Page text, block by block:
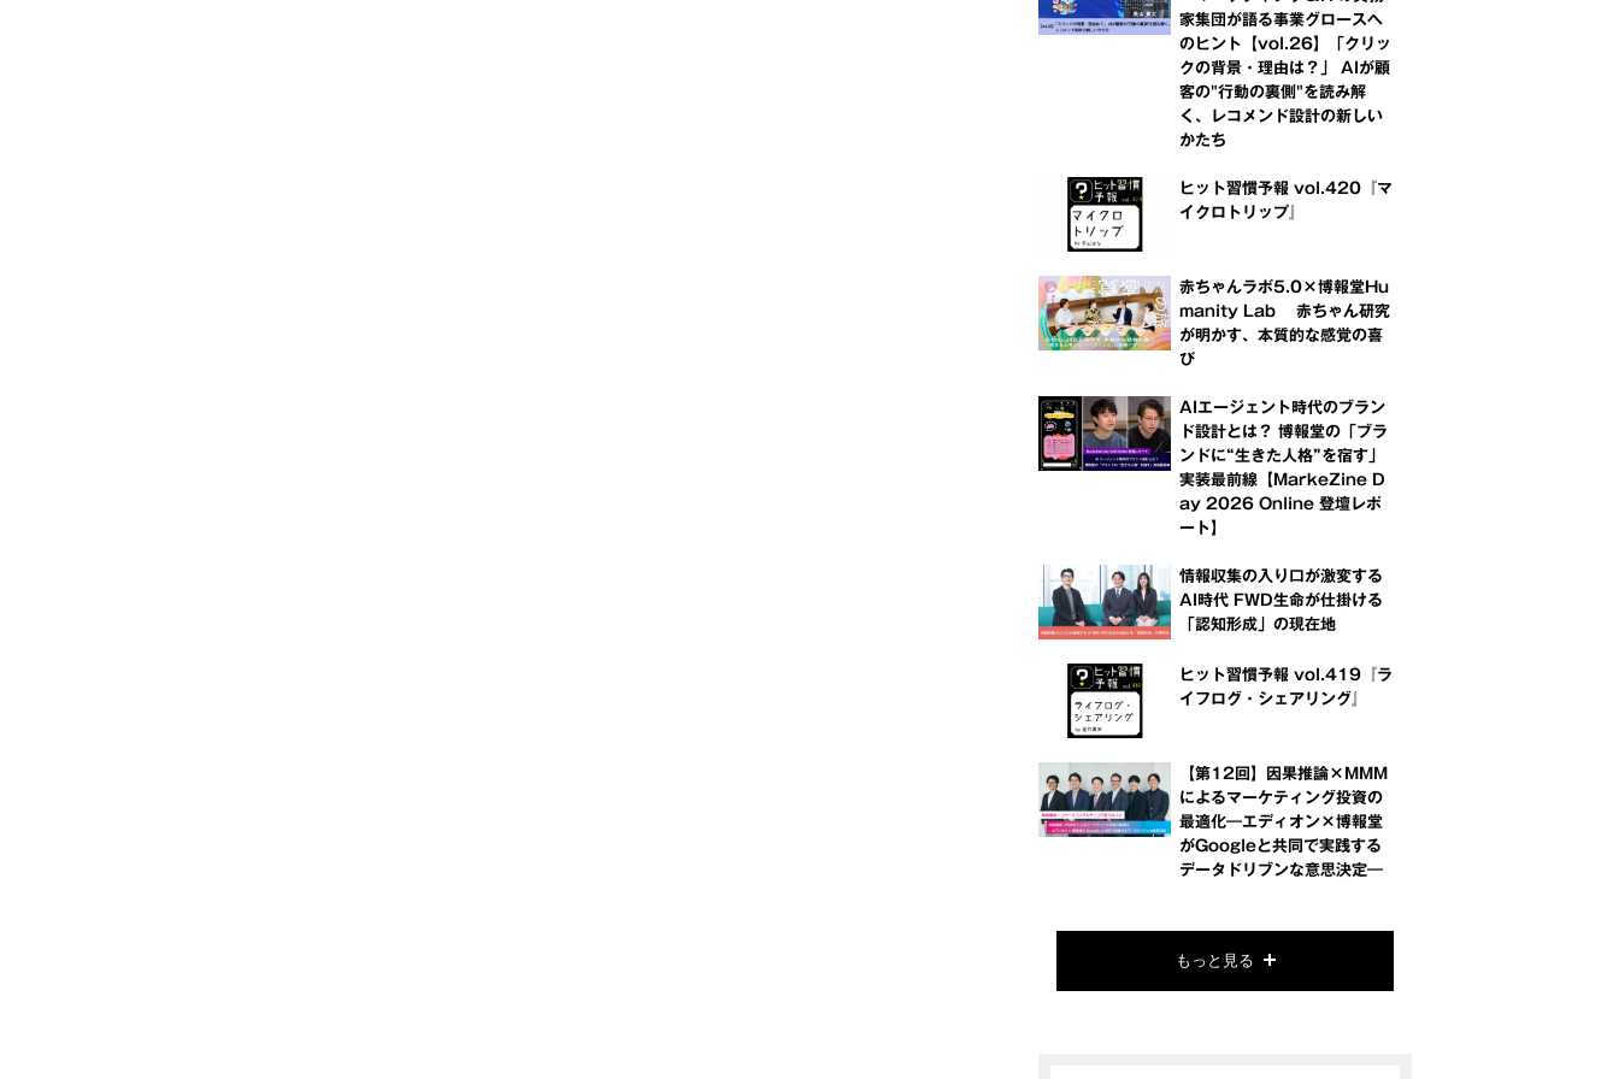
家集団が語る事業グロースへ
のヒント【vol.26】「クリッ
クの背景・理由は？」 AIが顧
客の"行動の裏側"を読み解
く、レコメンド設計の新しい
かたち
ヒット習慣予報 vol.420『マ
イクロトリップ』
赤ちゃんラボ5.0×博報堂Hu
manity Lab 赤ちゃん研究
が明かす、本質的な感覚の喜
び
AIエージェント時代のブラン
ド設計とは？ 博報堂の「ブラ
ンドに“生きた人格”を宿す」
実装最前線【MarkeZine D
ay 2026 Online 登壇レポ
ート】
情報収集の入り口が激変する
AI時代 FWD生命が仕掛ける
「認知形成」の現在地
ヒット習慣予報 vol.419『ラ
イフログ・シェアリング』
【第12回】因果推論×MMM
によるマーケティング投資の
最適化―エディオン×博報堂
がGoogleと共同で実践する
データドリブンな意思決定―
もっと見る